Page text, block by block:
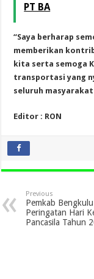
PT BA
“Saya berharap
memberikan
kita serta semoga
transportasi yang
seluruh
Editor : RON
Previous
Pemkab
Peringatan Hari
Pancasila Tahun